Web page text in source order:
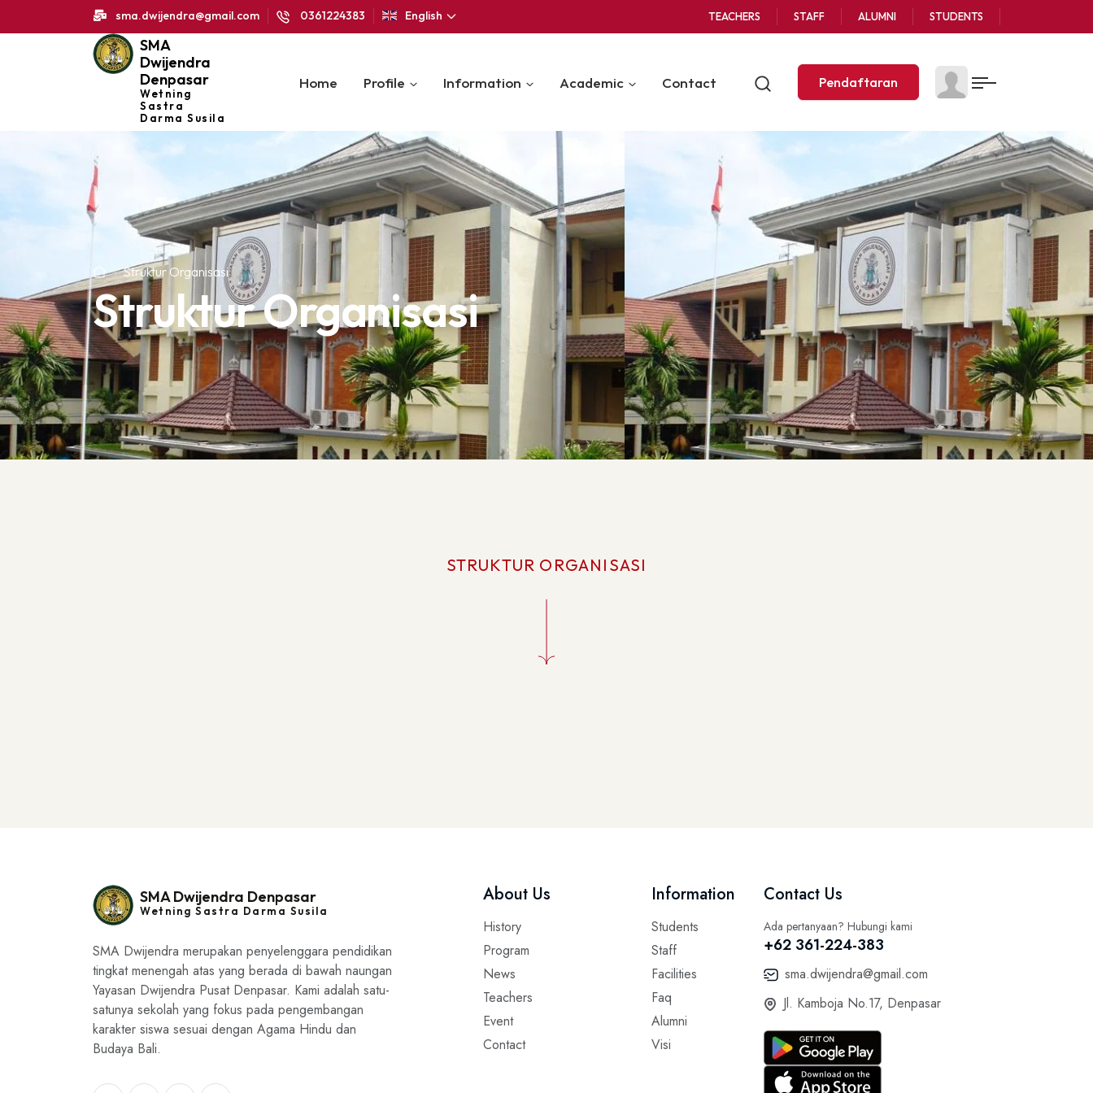
sma.dwijendra@gmail.com 0361224383 English TEACHERS STAFF ALUMNI STUDENTS
SMA
Dwijendra
Denpasar
Wetning
Sastra
Darma Susila
Home Profile Information Academic Contact Pendaftaran
Struktur Organisasi
Struktur Organisasi
STRUKTUR ORGANISASI
SMA Dwijendra Denpasar
Wetning Sastra Darma Susila
SMA Dwijendra merupakan penyelenggara pendidikan
tingkat menengah atas yang berada di bawah naungan
Yayasan Dwijendra Pusat Denpasar. Kami adalah satu-
satunya sekolah yang fokus pada pengembangan
karakter siswa sesuai dengan Agama Hindu dan
Budaya Bali.
About Us
History
Program
News
Teachers
Event
Contact
Information
Students
Staff
Facilities
Faq
Alumni
Visi
Contact Us
Ada pertanyaan? Hubungi kami
+62 361-224-383
sma.dwijendra@gmail.com
Jl. Kamboja No.17, Denpasar